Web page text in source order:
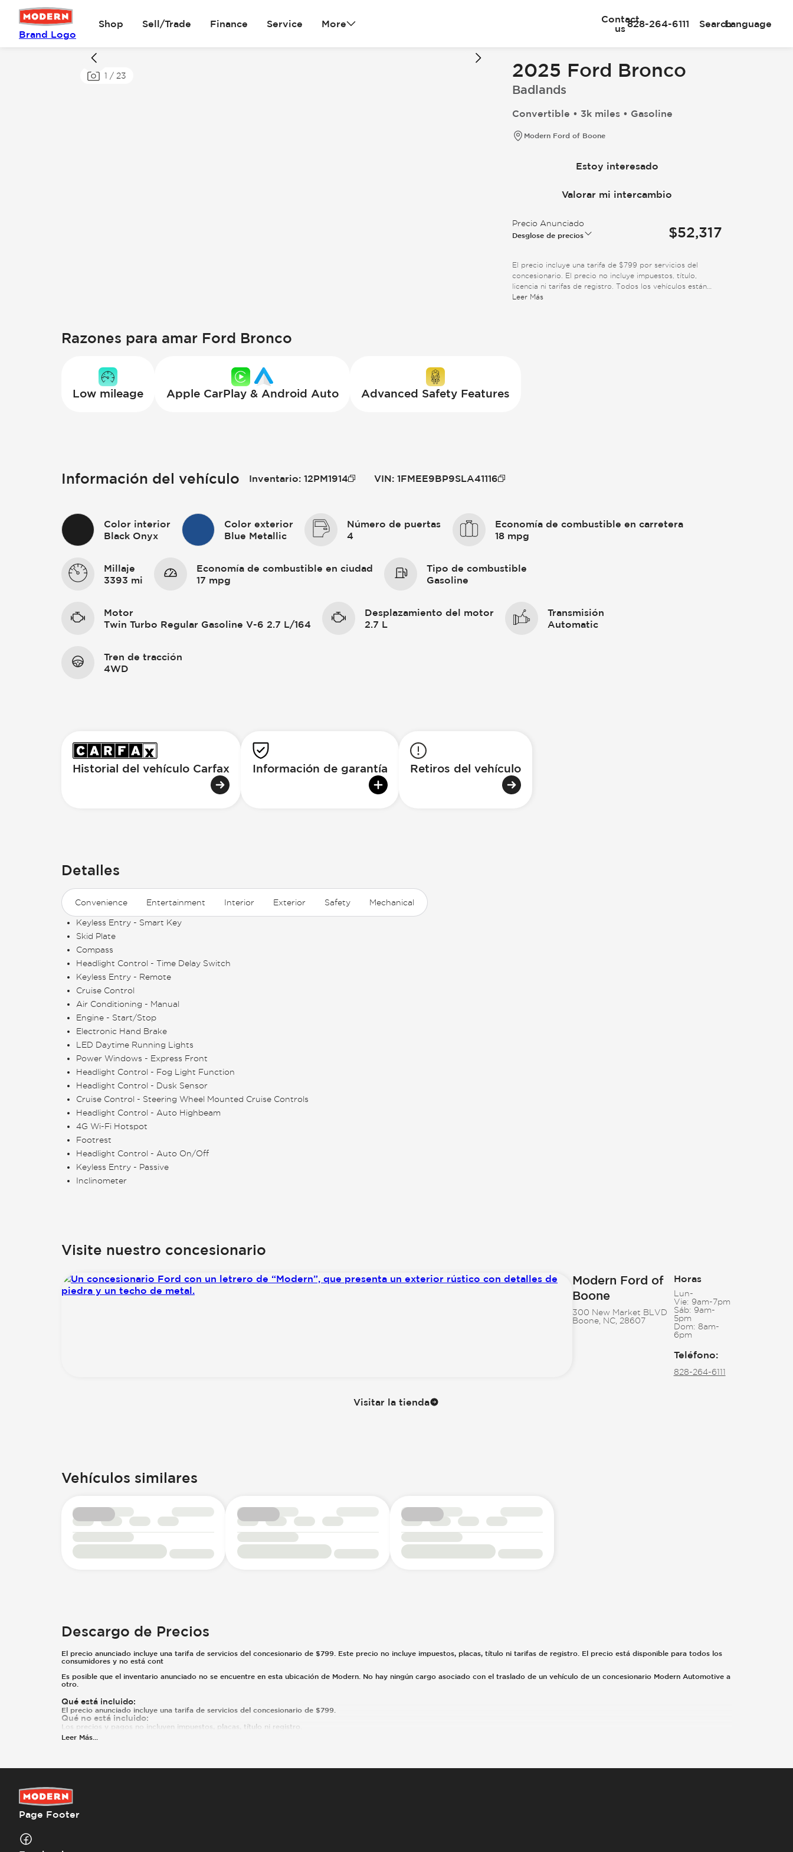
Brand Logo
Shop Sell/Trade Finance Service More
Contact
us828-264-6111 SearchLanguage
1 / 23 2025 Ford Bronco
Badlands
Convertible • 3k miles • Gasoline
Modern Ford of Boone
Estoy interesado
Valorar mi intercambio
Precio Anunciado
Desglose de precios $52,317
El precio incluye una tarifa de $799 por servicios del
concesionario. El precio no incluye impuestos, título,
licencia ni tarifas de registro. Todos los vehículos están
sujetos a venta previa. Vea abajo para información
Leer Más
Razones para amar Ford Bronco
Low mileage Apple CarPlay & Android Auto Advanced Safety Features
Información del vehículo Inventario: 12PM1914 VIN: 1FMEE9BP9SLA41116
Color interior
Black Onyx
Color exterior
Blue Metallic
Número de puertas
4
Economía de combustible en carretera
18 mpg
Millaje
3393 mi
Economía de combustible en ciudad
17 mpg
Tipo de combustible
Gasoline
Motor
Twin Turbo Regular Gasoline V-6 2.7 L/164
Desplazamiento del motor
2.7 L
Transmisión
Automatic
Tren de tracción
4WD
Historial del vehículo Carfax Información de garantía Retiros del vehículo
Detalles
Convenience Entertainment Interior Exterior Safety Mechanical
Keyless Entry - Smart Key
Skid Plate
Compass
Headlight Control - Time Delay Switch
Keyless Entry - Remote
Cruise Control
Air Conditioning - Manual
Engine - Start/Stop
Electronic Hand Brake
LED Daytime Running Lights
Power Windows - Express Front
Headlight Control - Fog Light Function
Headlight Control - Dusk Sensor
Cruise Control - Steering Wheel Mounted Cruise Controls
Headlight Control - Auto Highbeam
4G Wi-Fi Hotspot
Footrest
Headlight Control - Auto On/Off
Keyless Entry - Passive
Inclinometer
Visite nuestro concesionario
Modern Ford of
Boone
300 New Market BLVD
Boone, NC, 28607
Horas
Lun-
Vie: 9am-7pm
Sáb: 9am-
5pm
Dom: 8am-
6pm
Teléfono:
828-264-6111
Visitar la tienda
Vehículos similares
Descargo de Precios
El precio anunciado incluye una tarifa de servicios del concesionario de $799. Este precio no incluye impuestos, placas, título ni tarifas de registro. El precio está disponible para todos los
consumidores y no está cont
Es posible que el inventario anunciado no se encuentre en esta ubicación de Modern. No hay ningún cargo asociado con el traslado de un vehículo de un concesionario Modern Automotive a
otro.
Qué está incluido:
El precio anunciado incluye una tarifa de servicios del concesionario de $799.
Qué no está incluido:
Los precios y pagos no incluyen impuestos, placas, título ni registro.
Leer Más
Page Footer